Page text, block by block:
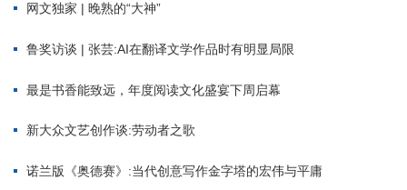
网文独家 | 晚熟的“大神”
鲁奖访谈 | 张芸:AI在翻译文学作品时有明显局限
最是书香能致远，年度阅读文化盛宴下周启幕
新大众文艺创作谈:劳动者之歌
诺兰版《奥德赛》:当代创意写作金字塔的宏伟与平庸